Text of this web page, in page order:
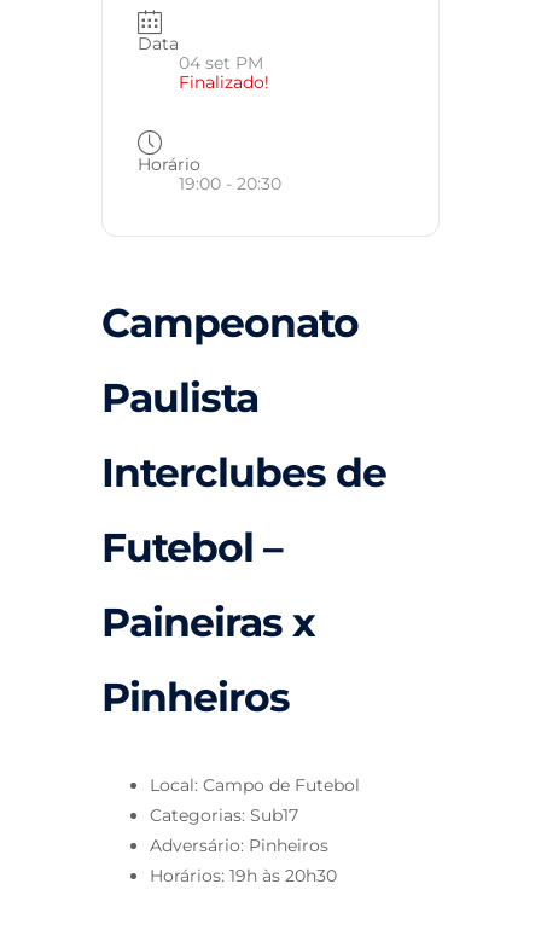
Data
04 set PM
Finalizado!
Horário
19:00 - 20:30
Campeonato
Paulista
Interclubes de
Futebol –
Paineiras x
Pinheiros
Local: Campo de Futebol
Categorias: Sub17
Adversário: Pinheiros
Horários: 19h às 20h30